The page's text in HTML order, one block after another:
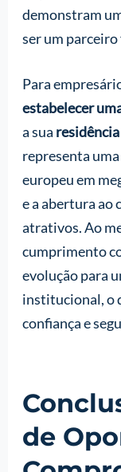
demonstram
ser um parceiro
Para
estabelecer
a sua
representa
europeu em
e a abertura ao
atrativos. Ao
cumprimento
evolução para
institucional, o
confiança e
de